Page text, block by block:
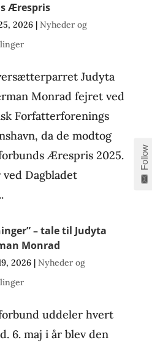
Ærespris
2026| Nyheder og
Judyta
Monrad fejret ved
Forfatterforenings
da de modtog
Ærespris 2025.
Dagbladet
– tale til Judyta
Monrad
2026| Nyheder og
uddeler hvert
6. maj i år blev den
Follow